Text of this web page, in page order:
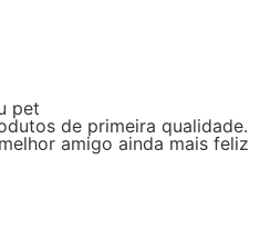
pet
de primeira qualidade.
amigo ainda mais feliz